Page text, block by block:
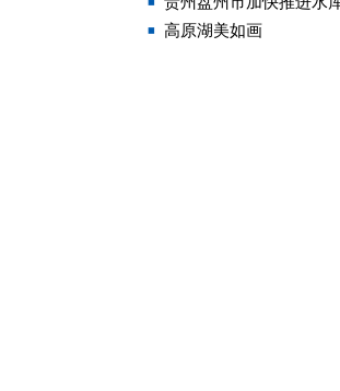
高原湖美如画